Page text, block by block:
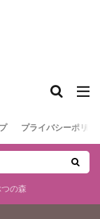
プライバシーポリシ
の森